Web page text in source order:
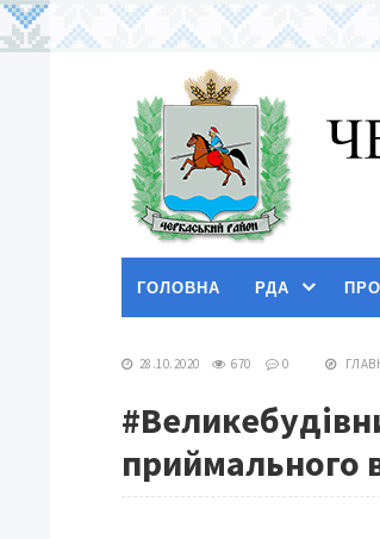
ГОЛОВНА РДА
28.10.2020 670 0
приймального